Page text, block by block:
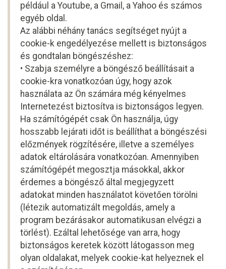
például a Youtube, a Gmail, a Yahoo és számos
egyéb oldal.
Az alábbi néhány tanács segítséget nyújt a
cookie-k engedélyezése mellett is biztonságos
és gondtalan böngészéshez:
• Szabja személyre a böngésző beállításait a
cookie-kra vonatkozóan úgy, hogy azok
használata az Ön számára még kényelmes
Internetezést biztosítva is biztonságos legyen.
Ha számítógépét csak Ön használja, úgy
hosszabb lejárati időt is beállíthat a böngészési
előzmények rögzítésére, illetve a személyes
adatok eltárolására vonatkozóan. Amennyiben
számítógépét megosztja másokkal, akkor
érdemes a böngésző által megjegyzett
adatokat minden használatot követően törölni
(létezik automatizált megoldás, amely a
program bezárásakor automatikusan elvégzi a
törlést). Ezáltal lehetősége van arra, hogy
biztonságos keretek között látogasson meg
olyan oldalakat, melyek cookie-kat helyeznek el